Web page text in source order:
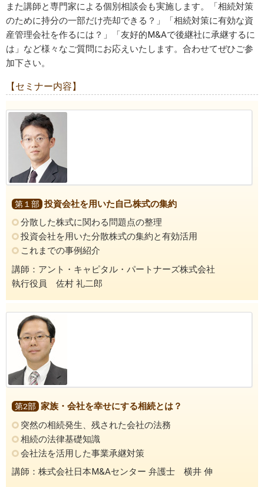
また講師と専門家による個別相談会も実施します。「相続対策
のために持分の一部だけ売却できる？」「相続対策に有効な資
産管理会社を作るには？」「友好的M&Aで後継社に承継するに
は」など様々なご質問にお応えいたします。合わせてぜひご参
加下さい。
【セミナー内容】
第１部 投資会社を用いた自己株式の集約
分散した株式に関わる問題点の整理
投資会社を用いた分散株式の集約と有効活用
これまでの事例紹介
講師：アント・キャピタル・パートナーズ株式会社
執行役員 佐村 礼二郎
第2部 家族・会社を幸せにする相続とは？
突然の相続発生、残された会社の法務
相続の法律基礎知識
会社法を活用した事業承継対策
講師：株式会社日本M&Aセンター 弁護士 横井 伸